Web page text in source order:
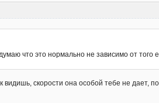
что это нормально не зависимо от того
скорости она особой тебе не дает,